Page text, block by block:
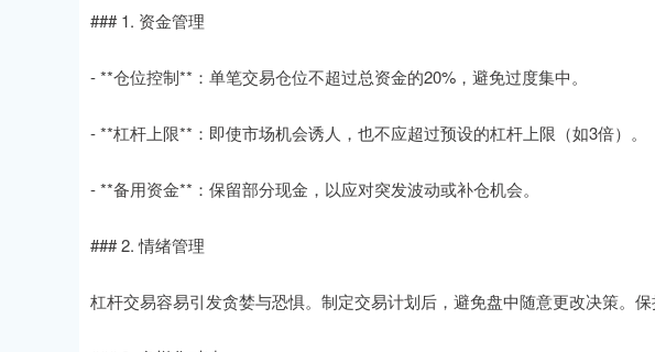
### 1. 资金管理
- **仓位控制**：单笔交易仓位不超过总资金的20%，避免过度集中。
- **杠杆上限**：即使市场机会诱人，也不应超过预设的杠杆上限（如3倍）。
- **备用资金**：保留部分现金，以应对突发波动或补仓机会。
### 2. 情绪管理
杠杆交易容易引发贪婪与恐惧。制定交易计划后，避免盘中随意更改决策。保